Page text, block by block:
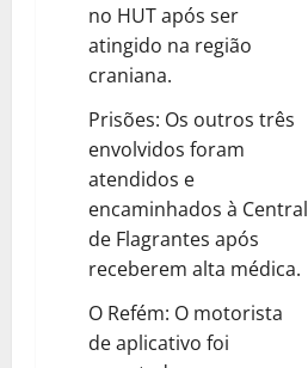
no HUT após ser
atingido na região
craniana.
Prisões: Os outros três
envolvidos foram
atendidos e
encaminhados à Central
de Flagrantes após
receberem alta médica.
O Refém: O motorista
de aplicativo foi